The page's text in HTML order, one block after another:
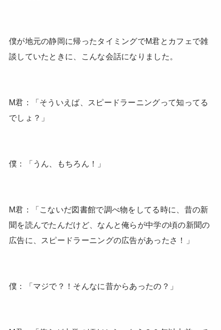
僕が地元の静岡に帰ったタイミングでM君とカフェで雑
談していたときに、こんな会話になりました。
M君：「そういえば、スピードラーニングって知ってる
でしょ？」
僕：「うん、もちろん！」
M君：「こないだ図書館で調べ物をしてる時に、昔の新
聞を読んでたんだけど、なんと俺らが中学の頃の新聞の
広告に、スピードラーニングの広告があったさ！」
僕：「マジで？！そんなに昔からあったの？」